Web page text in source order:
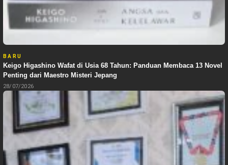
BARU
Keigo Higashino Wafat di Usia 68 Tahun: Panduan Membaca 13 Novel
Penting dari Maestro Misteri Jepang
28/07/2026